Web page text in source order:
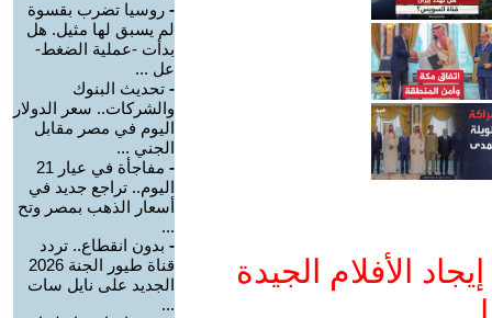
الأفلام الجيدة
- روسيا تضرب بقسوة
لم يسبق لها مثيل. هل
بدأت -عملية الضغط-
عل ...
- تحديث البنوك
والشركات.. سعر الدولار
اليوم في مصر مقابل
الجني ...
-
مفاجأة في عيار 21
اليوم.. تراجع جديد في
أسعار الذهب بمصر وتح
...
- بدون انقطاع.. تردد
قناة طيور الجنة 2026
الجديد على نايل سات
...